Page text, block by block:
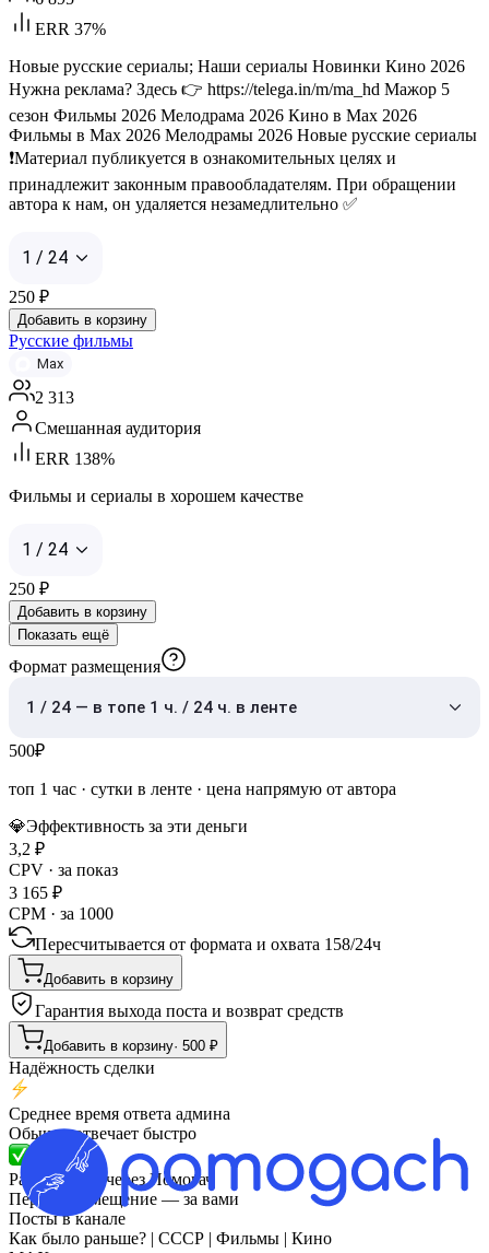
ERR 37%
Новые русские сериалы; Наши сериалы Новинки Кино 2026
Нужна реклама? Здесь 👉 https://telega.in/m/ma_hd Мажор 5
сезон Фильмы 2026 Мелодрама 2026 Кино в Мах 2026
Фильмы в Мах 2026 Мелодрамы 2026 Новые русские сериалы
❗Материал публикуется в ознакомительных целях и
принадлежит законным правообладателям. При обращении
автора к нам, он удаляется незамедлительно ✅
1 / 24
250 ₽
Добавить в корзину
Русские фильмы
Max
2 313
Смешанная аудитория
ERR 138%
Фильмы и сериалы в хорошем качестве
1 / 24
250 ₽
Добавить в корзину
Показать ещё
Формат размещения
1 / 24 — в топе 1 ч. / 24 ч. в ленте
500₽
топ 1 час · сутки в ленте · цена напрямую от автора
💎Эффективность за эти деньги
3,2 ₽
CPV · за показ
3 165 ₽
CPM · за 1000
Пересчитывается от формата и охвата 158/24ч
Добавить в корзину
Гарантия выхода поста и возврат средств
Добавить в корзину· 500 ₽
Надёжность сделки
Среднее время ответа админа
Обычно отвечает быстро
Размещений через Помогач
Первое размещение — за вами
Посты в канале
Как было раньше? | СССР | Фильмы | Кино